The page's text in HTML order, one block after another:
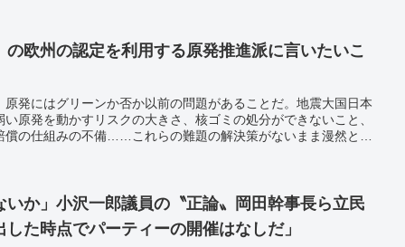
欧州の認定を利用する原発推進派に言いたいこ
発にはグリーンか否か以前の問題があることだ。地震大国日本
原発を動かすリスクの大きさ、核ゴミの処分ができないこと、
償の仕組みの不備……これらの難題の解決策がないまま漫然と原
か」小沢一郎議員の〝正論〟岡田幹事長ら立民
た時点でパーティーの開催はなしだ」